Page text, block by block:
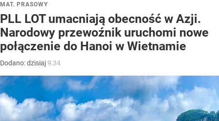
MAT. PRASOWY
PLL LOT umacniają obecność w Azji.
Narodowy przewoźnik uruchomi nowe
połączenie do Hanoi w Wietnamie
Dodano:dzisiaj9:34